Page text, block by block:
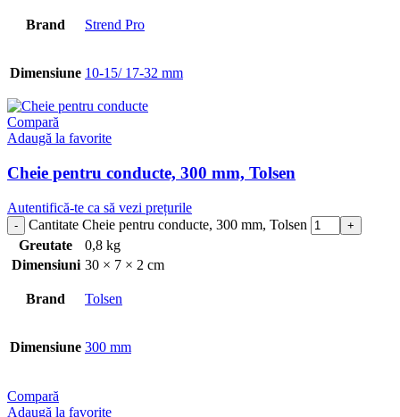
Brand Strend Pro
Dimensiune 10-15/ 17-32 mm
Compară
Adaugă la favorite
Cheie pentru conducte, 300 mm, Tolsen
Autentifică-te ca să vezi prețurile
Cantitate Cheie pentru conducte, 300 mm, Tolsen
Greutate
0,8 kg
Dimensiuni 30 × 7 × 2 cm
Brand Tolsen
Dimensiune 300 mm
Compară
Adaugă la favorite